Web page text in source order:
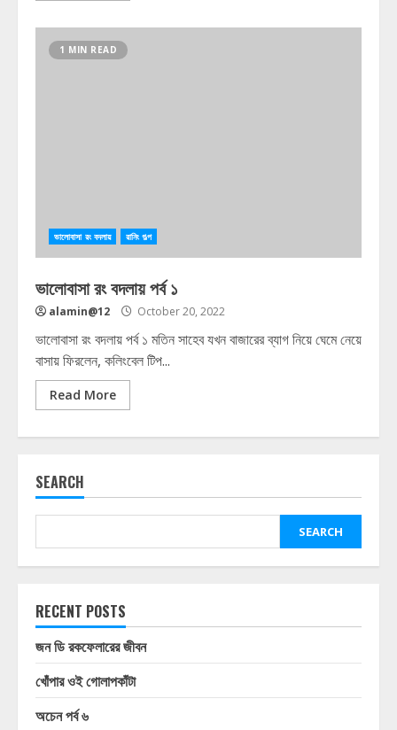
1 MIN READ
ভালোবাসা রং বদলায় রানিং গল্প
ভালোবাসা রং বদলায় পর্ব ১
alamin@12 October 20, 2022
ভালোবাসা রং বদলায় পর্ব ১ মতিন সাহেব যখন বাজারের ব্যাগ নিয়ে ঘেমে নেয়ে
বাসায় ফিরলেন, কলিংবেল টিপ...
Read More
SEARCH
SEARCH
RECENT POSTS
জন ডি রকফেলারের জীবন
খোঁপার ওই গোলাপকাঁটা
অচেন পর্ব ৬